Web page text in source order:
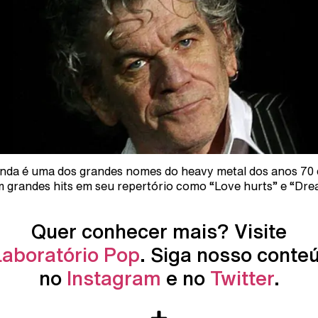
é uma dos grandes nomes do heavy metal dos anos 70
grandes hits em seu repertório como “Love hurts” e
Quer conhecer mais? Visite
Pop. Siga nosso
no Instagram e no Twitter.